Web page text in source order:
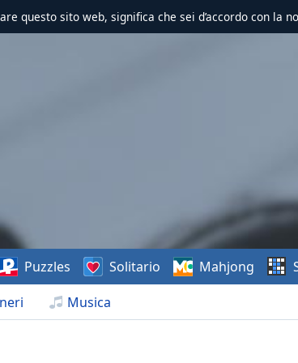
questo sito web, significa che sei d’accordo con la
Musica
Puzzles Solitario Mahjong